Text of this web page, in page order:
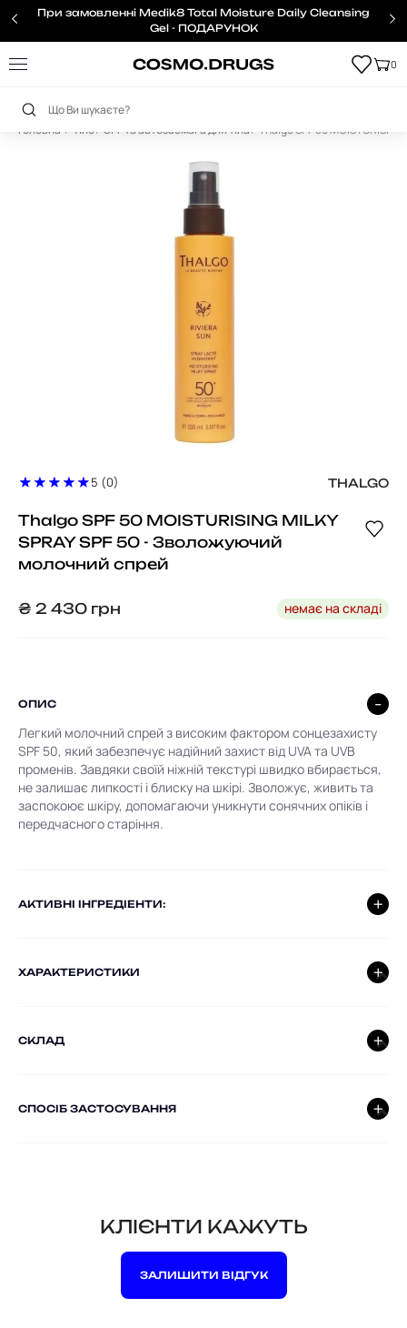
При замовленні Medik8 Total Moisture Daily Cleansing
Gel - ПОДАРУНОК
0
Головна Тіло SPF та автозасмага для тіла Thalgo SPF 50
5 (0) THALGO
Thalgo SPF 50 MOISTURISING MILKY
SPRAY SPF 50 - Зволожуючий
молочний спрей
₴ 2 430 грн немає на складі
ОПИС
Легкий молочний спрей з високим фактором сонцезахисту
SPF 50, який забезпечує надійний захист від UVA та UVB
променів. Завдяки своїй ніжній текстурі швидко вбирається,
не залишає липкості і блиску на шкірі. Зволожує, живить та
заспокоює шкіру, допомагаючи уникнути сонячних опіків і
передчасного старіння.
AКТИВНІ ІНГРЕДІЕНТИ:
ХАРАКТЕРИСТИКИ
СКЛАД
СПОСІБ ЗАСТОСУВАННЯ
КЛІЄНТИ КАЖУТЬ
ЗАЛИШИТИ ВІДГУК